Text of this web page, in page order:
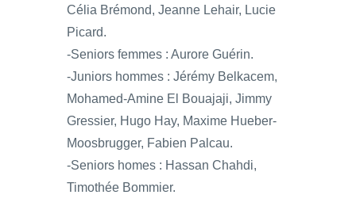
Célia Brémond, Jeanne Lehair, Lucie
Picard.
-Seniors femmes : Aurore Guérin.
-Juniors hommes : Jérémy Belkacem,
Mohamed-Amine El Bouajaji, Jimmy
Gressier, Hugo Hay, Maxime Hueber-
Moosbrugger, Fabien Palcau.
-Seniors homes : Hassan Chahdi,
Timothée Bommier.